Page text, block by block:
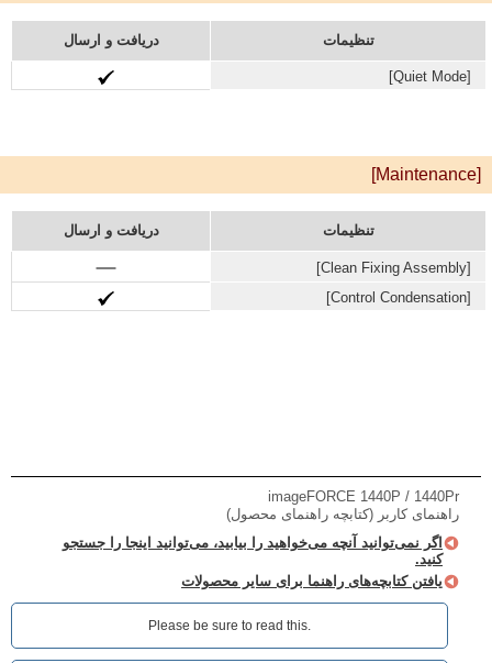
تنظیمات دریافت و ارسال
[Quiet Mode]
[Maintenance]
تنظیمات دریافت و ارسال
[Clean Fixing Assembly‎]
[Control Condensation‎]
imageFORCE 1440P / 1440Pr
راهنمای کاربر (کتابچه راهنمای محصول)
اگر نمی‌توانید آنچه می‌خواهید را بیابید، می‌توانید اینجا را جستجو
کنید.
یافتن کتابچه‌های راهنما برای سایر محصولات
Please be sure to read this.‎